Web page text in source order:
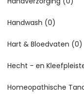
Handwash (0)
Hart & Bloedvaten (0)
Hecht - en
Homeopathische